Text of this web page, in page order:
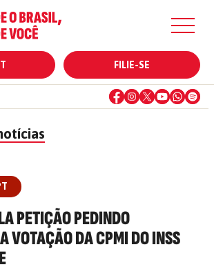
FILIE-SE
PETIÇÃO PEDINDO
VOTAÇÃO DA CPMI DO INSS